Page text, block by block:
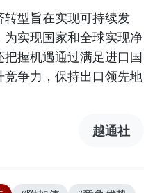
型旨在实现可持续发
实现国家和全球实现净
握机遇通过满足进口国
争力，保持出口领先地
越通社